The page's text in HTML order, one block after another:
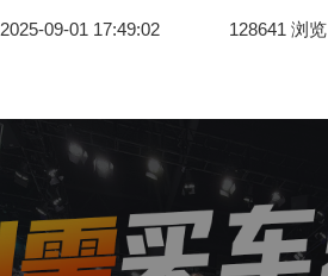
2025-09-01 17:49:02 128641 浏览